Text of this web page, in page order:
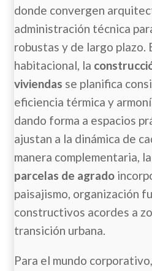
donde convergen
administración técnica
robustas y de largo plazo.
habitacional, la
viviendas se planifica
eficiencia térmica y
dando forma a espacios
ajustan a la dinámica de
manera complementaria, la
parcelas de agrado
paisajismo, organización
constructivos acordes a
transición urbana.
Para el mundo